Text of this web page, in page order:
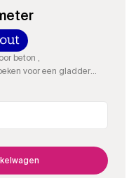
beton ,
voor een gladder